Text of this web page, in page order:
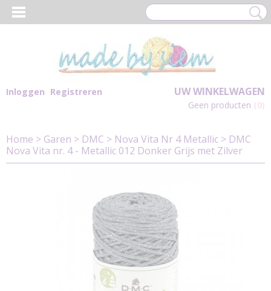
Inloggen Registreren UW WINKELWAGEN
Geen producten (0)
Home > Garen > DMC > Nova Vita Nr 4 Metallic > DMC
Nova Vita nr. 4 - Metallic 012 Donker Grijs met Zilver